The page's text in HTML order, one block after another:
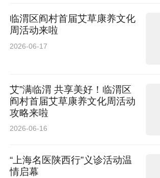
临渭区阎村首届艾草康养文化
周活动来啦
2026-06-17
艾”满临渭 共享美好！临渭区
阎村首届艾草康养文化周活动
攻略来啦
2026-06-16
“上海名医陕西行”义诊活动温
情启幕